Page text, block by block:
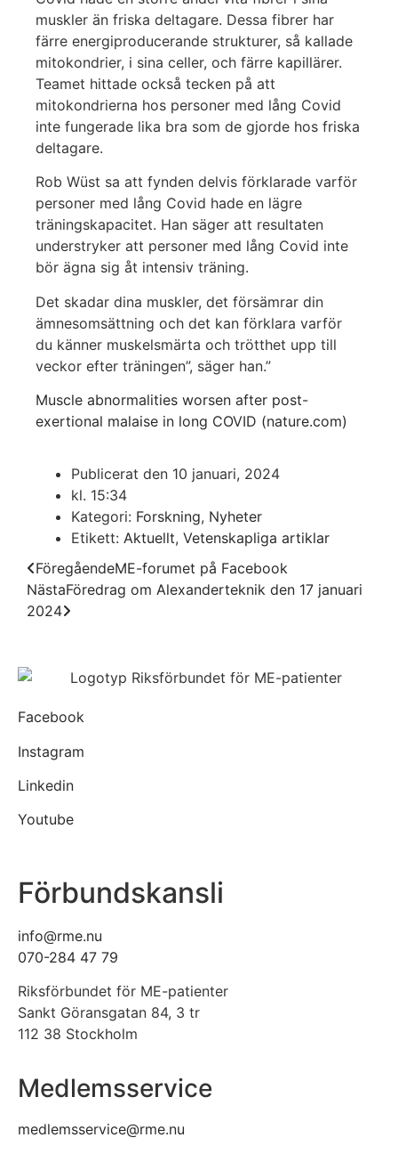
muskler än friska deltagare. Dessa fibrer har
färre energiproducerande strukturer, så kallade
mitokondrier, i sina celler, och färre kapillärer.
Teamet hittade också tecken på att
mitokondrierna hos personer med lång Covid
inte fungerade lika bra som de gjorde hos friska
deltagare.
Rob Wüst sa att fynden delvis förklarade varför
personer med lång Covid hade en lägre
träningskapacitet. Han säger att resultaten
understryker att personer med lång Covid inte
bör ägna sig åt intensiv träning.
Det skadar dina muskler, det försämrar din
ämnesomsättning och det kan förklara varför
du känner muskelsmärta och trötthet upp till
veckor efter träningen”, säger han.”
Muscle abnormalities worsen after post-
exertional malaise in long COVID (nature.com)
Publicerat den 10 januari, 2024
kl. 15:34
Kategori: Forskning, Nyheter
Etikett: Aktuellt, Vetenskapliga artiklar
FöregåendeME-forumet på Facebook
NästaFöredrag om Alexanderteknik den 17 januari
2024
Facebook
Instagram
Linkedin
Youtube
Förbundskansli
info@rme.nu
070-284 47 79
Riksförbundet för ME-patienter
Sankt Göransgatan 84, 3 tr
112 38 Stockholm
Medlemsservice
medlemsservice@rme.nu